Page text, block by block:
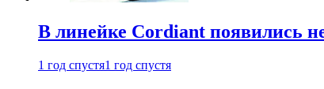
В линейке Cordiant появились
1 год спустя1 год спустя